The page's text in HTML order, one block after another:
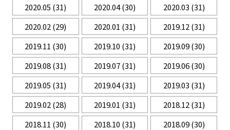
2020.05 (31) 2020.04(30) 2020.03 (31)
2020.02(29) 2020.01 (31) 2019.12(31)
2019.11 (30) 2019.10 (31) 2019.09(30)
2019.08(31) 2019.07(31) 2019.06(30)
2019.05 (31) 2019.04(31) 2019.03 (31)
2019.02(28) 2019.01 (31) 2018.12(31)
2018.11 (30) 2018.10 (31) 2018.09(30)